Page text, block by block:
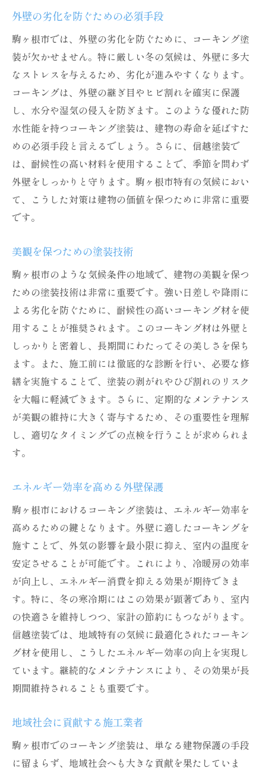
外壁の劣化を防ぐための必須手段
駒ヶ根市では、外壁の劣化を防ぐために、コーキング塗
装が欠かせません。特に厳しい冬の気候は、外壁に多大
なストレスを与えるため、劣化が進みやすくなります。
コーキングは、外壁の継ぎ目やヒビ割れを確実に保護
し、水分や湿気の侵入を防ぎます。このような優れた防
水性能を持つコーキング塗装は、建物の寿命を延ばすた
めの必須手段と言えるでしょう。さらに、信越塗装で
は、耐候性の高い材料を使用することで、季節を問わず
外壁をしっかりと守ります。駒ヶ根市特有の気候におい
て、こうした対策は建物の価値を保つために非常に重要
です。
美観を保つための塗装技術
駒ヶ根市のような気候条件の地域で、建物の美観を保つ
ための塗装技術は非常に重要です。強い日差しや降雨に
よる劣化を防ぐために、耐候性の高いコーキング材を使
用することが推奨されます。このコーキング材は外壁と
しっかりと密着し、長期間にわたってその美しさを保ち
ます。また、施工前には徹底的な診断を行い、必要な修
繕を実施することで、塗装の剥がれやひび割れのリスク
を大幅に軽減できます。さらに、定期的なメンテナンス
が美観の維持に大きく寄与するため、その重要性を理解
し、適切なタイミングでの点検を行うことが求められま
す。
エネルギー効率を高める外壁保護
駒ヶ根市におけるコーキング塗装は、エネルギー効率を
高めるための鍵となります。外壁に適したコーキングを
施すことで、外気の影響を最小限に抑え、室内の温度を
安定させることが可能です。これにより、冷暖房の効率
が向上し、エネルギー消費を抑える効果が期待できま
す。特に、冬の寒冷期にはこの効果が顕著であり、室内
の快適さを維持しつつ、家計の節約にもつながります。
信越塗装では、地域特有の気候に最適化されたコーキン
グ材を使用し、こうしたエネルギー効率の向上を実現し
ています。継続的なメンテナンスにより、その効果が長
期間維持されることも重要です。
地域社会に貢献する施工業者
駒ヶ根市でのコーキング塗装は、単なる建物保護の手段
に留まらず、地域社会へも大きな貢献を果たしていま